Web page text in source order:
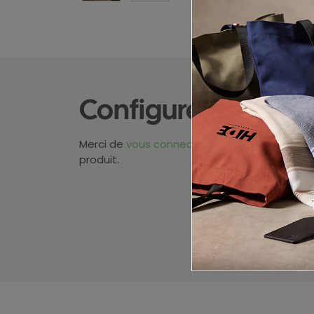
Configurez votre
Merci devous connecter
pour pouvoir
produit.